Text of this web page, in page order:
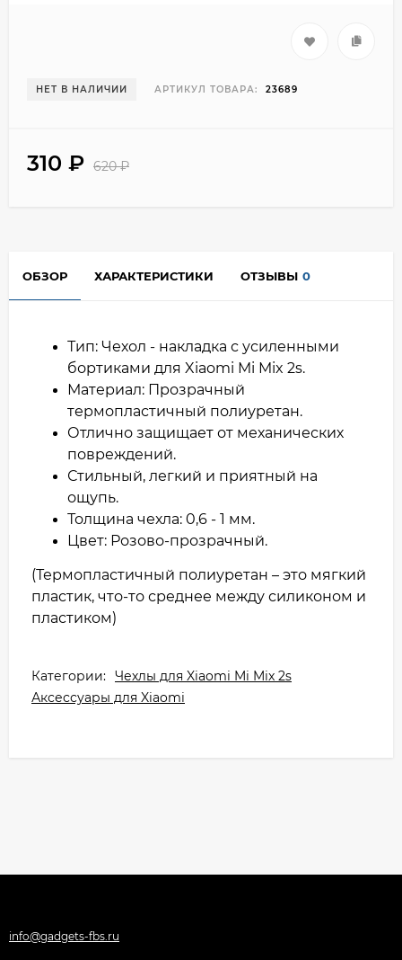
НЕТ В НАЛИЧИИ АРТИКУЛ ТОВАРА: 23689
310 ₽ 620₽
ОБЗОР ХАРАКТЕРИСТИКИ ОТЗЫВЫ 0
Тип: Чехол - накладка с усиленными
бортиками для Xiaomi Mi Mix 2s.
Материал: Прозрачный
термопластичный полиуретан.
Отлично защищает от механических
повреждений.
Стильный, легкий и приятный на
ощупь.
Толщина чехла: 0,6 - 1 мм.
Цвет: Розово-прозрачный.
(Термопластичный полиуретан – это мягкий
пластик, что-то среднее между силиконом и
пластиком)
Категории: Чехлы для Xiaomi Mi Mix 2s
Аксессуары для Xiaomi
info@gadgets-fbs.ru